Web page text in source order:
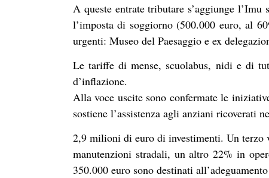
A queste entrate tributare s’aggiunge
l’imposta di soggiorno (500.000 euro, al
urgenti: Museo del Paesaggio e ex
Le tariffe di mense, scuolabus, nidi e di
d’inflazione.
Alla voce uscite sono confermate le
sostiene l’assistenza agli anziani ricoverati
2,9 milioni di euro di investimenti. Un terzo
manutenzioni stradali, un altro 22% in
350.000 euro sono destinati